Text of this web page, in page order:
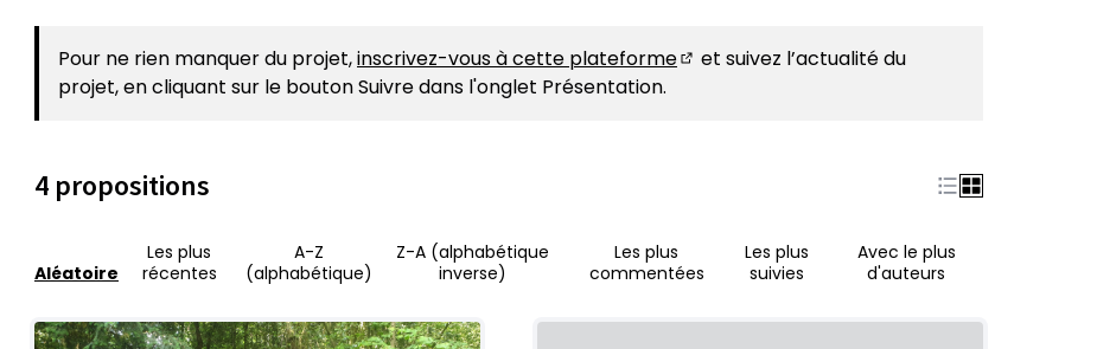
Pour ne rien manquer du projet,inscrivez-vous à cette plateforme
et suivez l’actualité du
projet, en cliquant sur le bouton Suivre dans l'onglet Présentation.
4 propositions
Aléatoire
Les plus
récentes
A-Z
(alphabétique)
Z-A (alphabétique
inverse)
Les plus
commentées
Les plus
suivies
Avec le plus
d'auteurs